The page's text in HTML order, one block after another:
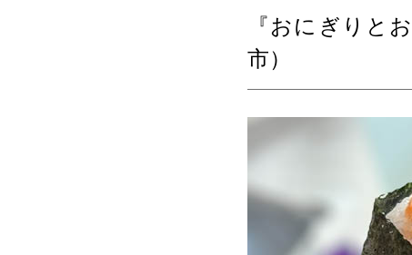
『おにぎりと
市）